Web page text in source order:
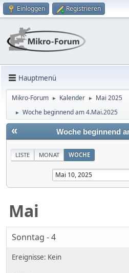
Einloggen Registrieren
Hauptmenü
Mikro-Forum ► Kalender ► Mai 2025
► Woche beginnend am 4.Mai.2025
« Woche beginnend
LISTE MONAT WOCHE
Mai
Sonntag - 4